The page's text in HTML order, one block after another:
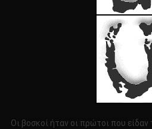
Οι βοσκοί ήταν οι πρώτοι που